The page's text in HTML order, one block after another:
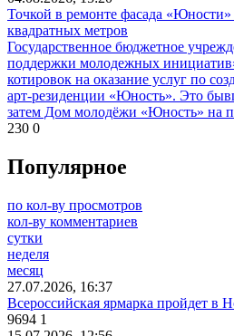
Точкой в ремонте фасада
квадратных метров
Государственное бюджетное
поддержки молодежных
котировок на оказание услуг по
арт-резиденции «Юность». Это
затем Дом молодёжи «Юность» на
230 0
Популярное
по кол-ву просмотров
кол-ву комментариев
сутки
неделя
месяц
27.07.2026, 16:37
Всероссийская ярмарка пройдет в
9694 1